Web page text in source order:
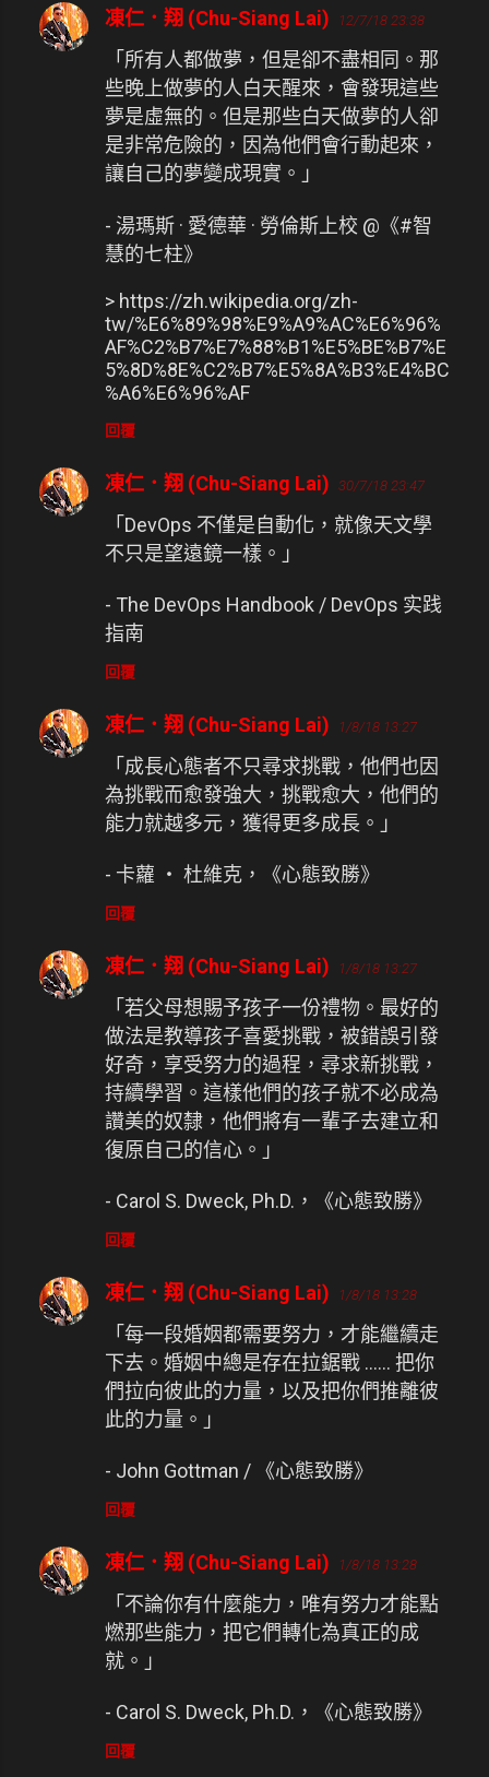
凍仁．翔 (Chu-Siang Lai) 12/7/18 23:38
「所有人都做夢，但是卻不盡相同。那
些晚上做夢的人白天醒來，會發現這些
夢是虛無的。但是那些白天做夢的人卻
是非常危險的，因為他們會行動起來，
讓自己的夢變成現實。」
- 湯瑪斯 · 愛德華 · 勞倫斯上校 @《#智
慧的七柱》
> https://zh.wikipedia.org/zh-
tw/%E6%89%98%E9%A9%AC%E6%96%
AF%C2%B7%E7%88%B1%E5%BE%B7%E
5%8D%8E%C2%B7%E5%8A%B3%E4%BC
%A6%E6%96%AF
回覆
凍仁．翔 (Chu-Siang Lai) 30/7/18 23:47
「DevOps 不僅是自動化，就像天文學
不只是望遠鏡一樣。」
- The DevOps Handbook / DevOps 实践
指南
回覆
凍仁．翔 (Chu-Siang Lai) 1/8/18 13:27
「成長心態者不只尋求挑戰，他們也因
為挑戰而愈發強大，挑戰愈大，他們的
能力就越多元，獲得更多成長。」
- 卡蘿 ‧ 杜維克，《心態致勝》
回覆
凍仁．翔 (Chu-Siang Lai) 1/8/18 13:27
「若父母想賜予孩子一份禮物。最好的
做法是教導孩子喜愛挑戰，被錯誤引發
好奇，享受努力的過程，尋求新挑戰，
持續學習。這樣他們的孩子就不必成為
讚美的奴隸，他們將有一輩子去建立和
復原自己的信心。」
- Carol S. Dweck, Ph.D.，《心態致勝》
回覆
凍仁．翔 (Chu-Siang Lai) 1/8/18 13:28
「每一段婚姻都需要努力，才能繼續走
下去。婚姻中總是存在拉鋸戰 …… 把你
們拉向彼此的力量，以及把你們推離彼
此的力量。」
- John Gottman / 《心態致勝》
回覆
凍仁．翔 (Chu-Siang Lai) 1/8/18 13:28
「不論你有什麼能力，唯有努力才能點
燃那些能力，把它們轉化為真正的成
就。」
- Carol S. Dweck, Ph.D.，《心態致勝》
回覆